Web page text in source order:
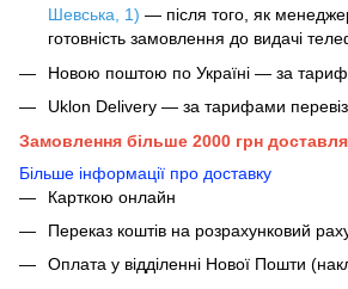
Шевська, 1) — після того, як
готовність замовлення до видачі
Новою поштою по Україні — за
Uklon Delivery — за тарифами
Замовлення більше 2000 грн
Більше інформації про доставку
Карткою онлайн
Переказ коштів на розрахунковий
Оплата у відділенні Нової Пошти